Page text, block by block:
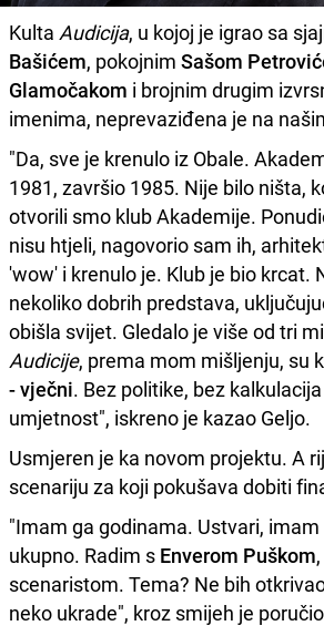
Kulta Audicija, u kojoj je igrao sa
Bašićem, pokojnim Sašom
Glamočakom i brojnim drugim
imenima, neprevaziđena je na
"Da, sve je krenulo iz Obale.
1981, završio 1985. Nije bilo ništa,
otvorili smo klub Akademije.
nisu htjeli, nagovorio sam ih,
'wow' i krenulo je. Klub je bio krcat.
nekoliko dobrih predstava,
obišla svijet. Gledalo je više od tri
Audicije, prema mom mišljenju, su
- vječni. Bez politike, bez
umjetnost", iskreno je kazao Geljo.
Usmjeren je ka novom projektu. A
scenariju za koji pokušava dobiti
"Imam ga godinama. Ustvari,
ukupno. Radim s Enverom Puškom
scenaristom. Tema? Ne bih
neko ukrade", kroz smijeh je